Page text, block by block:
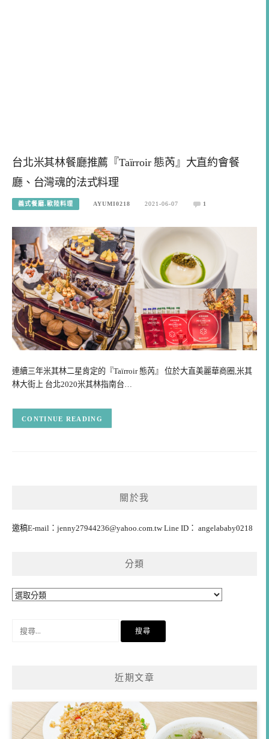
台北米其林餐廳推薦『Taïrroir 態芮』大直約會餐
廳、台灣魂的法式料理
義式餐廳.歐陸料理 AYUMI0218 2021-06-07 1
連續三年米其林二星肯定的『Taïrroir 態芮』 位於大直美麗華商圈,米其
林大街上 台北2020米其林指南台…
CONTINUE READING
關於我
邀稿E-mail： jenny27944236@yahoo.com.twLine ID： angelababy0218
分類
分
近期文章